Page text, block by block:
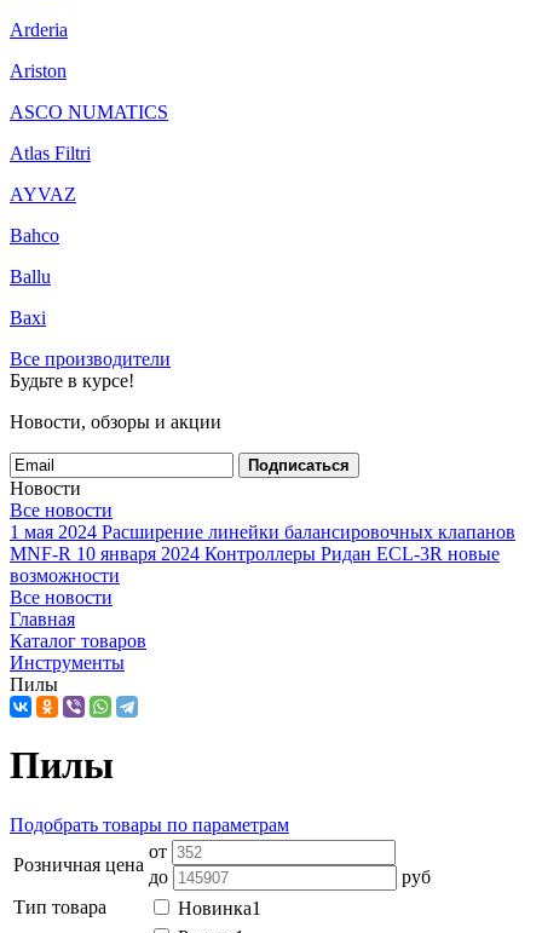
Arderia
Ariston
ASCO NUMATICS
Atlas Filtri
AYVAZ
Bahco
Ballu
Baxi
Все производители
Будьте в курсе!
Новости, обзоры и акции
Подписаться
Новости
Все новости
1 мая 2024 Расширение линейки балансировочных клапанов
MNF-R 10 января 2024 Контроллеры Ридан ECL-3R новые
возможности
Все новости
Главная
Каталог товаров
Инструменты
Пилы
Пилы
Подобрать товары по параметрам
Розничная цена
от
до
руб
Тип товара
Новинка1